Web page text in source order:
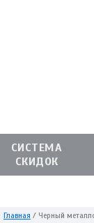
СИСТЕМА
СКИДОК
Главная / Черный